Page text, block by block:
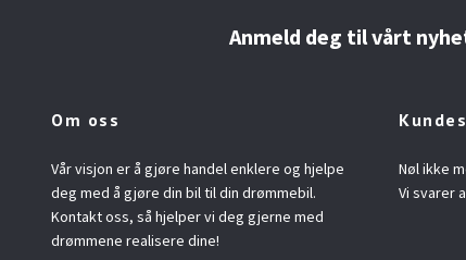
Anmeld deg til vårt
Om oss
Vår visjon er å gjøre handel enklere og hjelpe
deg med å gjøre din bil til din drømmebil.
Kontakt oss, så hjelper vi deg gjerne med
drømmene realisere dine!
Nøl ikke
Vi svarer